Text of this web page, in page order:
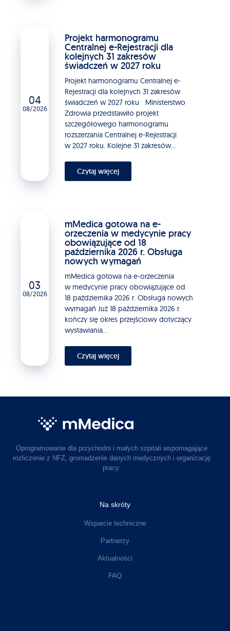
04
08/2026
Projekt harmonogramu
Centralnej e-Rejestracji dla
kolejnych 31 zakresów
świadczeń w 2027 roku
Projekt harmonogramu Centralnej e-
Rejestracji dla kolejnych 31 zakresów
świadczeń w 2027 roku Ministerstwo
Zdrowia przedstawiło projekt
szczegółowego harmonogramu
rozszerzania Centralnej e-Rejestracji
w 2027 roku. Kolejne 31 zakresów...
Czytaj więcej
03
08/2026
mMedica gotowa na e-
orzeczenia w medycynie pracy
obowiązujące od 18
października 2026 r. Obsługa
nowych wymagań
mMedica gotowa na e-orzeczenia
w medycynie pracy obowiązujące od
18 października 2026 r. Obsługa nowych
wymagań Już 18 października 2026 r.
kończy się okres przejściowy dotyczący
wystawiania...
Czytaj więcej
Oprogramowanie dla przychodni i małych szpitali wspomagające
rozliczenie z NFZ, gromadzenie danych medycznych i organizację
pracy.
Na skróty
Wsparcie techniczne
Partnerzy
Aktualności
FAQ